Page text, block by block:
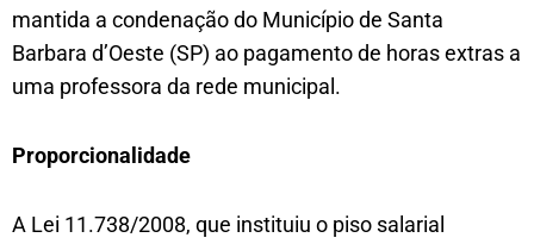
mantida a condenação do Município de Santa
Barbara d’Oeste (SP) ao pagamento de horas extras a
uma professora da rede municipal.
Proporcionalidade
A Lei 11.738/2008, que instituiu o piso salarial